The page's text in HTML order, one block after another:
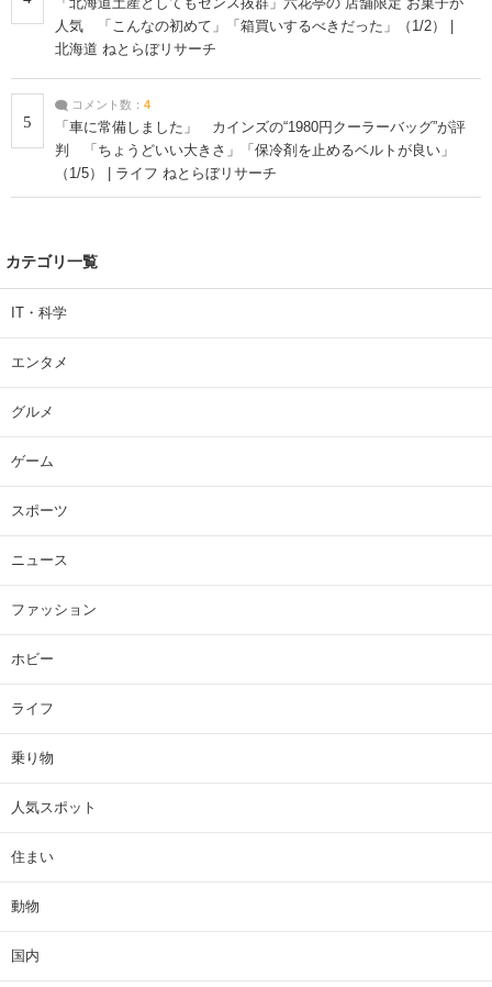
人気 「こんなの初めて」「箱買いするべきだった」（1/2） |
北海道 ねとらぼリサーチ
5
コメント数： 4
「車に常備しました」 カインズの“1980円クーラーバッグ”が評
判 「ちょうどいい大きさ」「保冷剤を止めるベルトが良い」
（1/5） | ライフ ねとらぼリサーチ
カテゴリ一覧
IT・科学
エンタメ
グルメ
ゲーム
スポーツ
ニュース
ファッション
ホビー
ライフ
乗り物
人気スポット
住まい
動物
国内